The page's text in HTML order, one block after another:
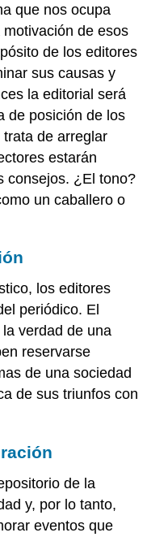
que nos ocupa
de esos
de los editores
sus causas y
la editorial será
de posición de los
de arreglar
estarán
consejos. ¿El tono?
un caballero o
los editores
periódico. El
verdad de una
reservarse
de una sociedad
de sus triunfos con
de la
y, por lo tanto,
eventos que